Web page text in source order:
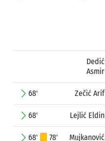
Dedić
Asmir
68' Zečić Arif
68' Lejlić Eldin
68' 78'
Mujkanović